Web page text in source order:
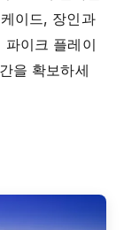
이드, 장인과
이크 플레이
을 확보하세